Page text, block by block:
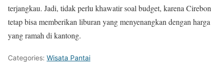
terjangkau. Jadi, tidak perlu khawatir soal budget, karena Cirebon
tetap bisa memberikan liburan yang menyenangkan dengan harga
yang ramah di kantong.
Categories: Wisata Pantai